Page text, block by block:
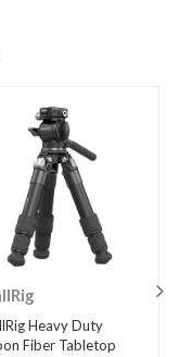
Heavy Duty
Fiber Tabletop